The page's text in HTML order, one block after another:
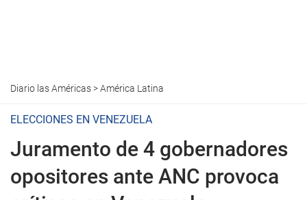
Diario las Américas>América Latina
ELECCIONES EN VENEZUELA
Juramento de 4 gobernadores
opositores ante ANC provoca